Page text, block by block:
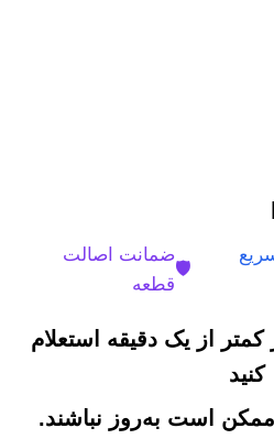
🛡️
ضمانت اصالت
قطعه
از یک دقیقه استعلام
کنید
است به‌روز نباشند.